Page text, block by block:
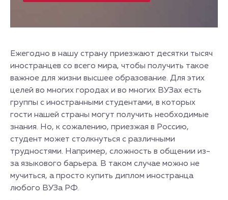
Ежегодно в нашу страну приезжают десятки тысяч
иностранцев со всего мира, чтобы получить такое
важное для жизни высшее образование. Для этих
целей во многих городах и во многих ВУЗах есть
группы с иностранными студентами, в которых
гости нашей страны могут получить необходимые
знания. Но, к сожалению, приезжая в Россию,
студент может столкнуться с различными
трудностями. Например, сложность в общении из-
за языкового барьера. В таком случае можно не
мучиться, а просто купить диплом иностранца
любого ВУЗа РФ.